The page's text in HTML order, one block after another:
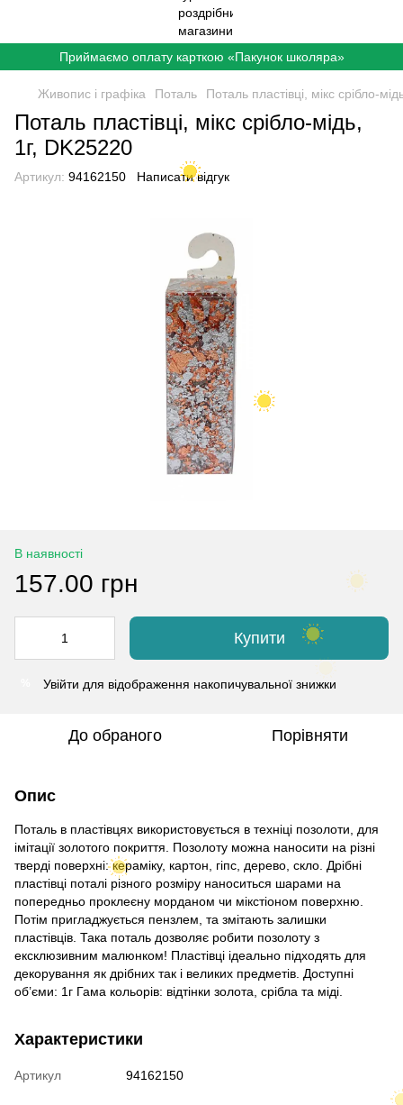
Приймаємо оплату карткою «Пакунок школяра»
Живопис і графіка Поталь Поталь пластівці, мікс срібло-
Поталь пластівці, мікс срібло-мідь,
1г, DK25220
Артикул: 94162150 Написати відгук
В наявності
157.00 грн
Купити
Увійти для відображення накопичувальної знижки
До обраного Порівняти
Опис
Поталь в пластівцях використовується в техніці позолоти, для
імітації золотого покриття. Позолоту можна наносити на різні
тверді поверхні: кераміку, картон, гіпс, дерево, скло. Дрібні
пластівці поталі різного розміру наноситься шарами на
попередньо проклеєну морданом чи мікстіоном поверхню.
Потім пригладжується пензлем, та змітають залишки
пластівців. Така поталь дозволяє робити позолоту з
ексклюзивним малюнком! Пластівці ідеально підходять для
декорування як дрібних так і великих предметів. Доступні
об’єми: 1г Гама кольорів: відтінки золота, срібла та міді.
Характеристики
Артикул 94162150